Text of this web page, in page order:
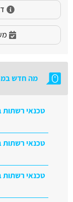
מה חדש
טכנאי
טכנאי רשתות
טכנאי